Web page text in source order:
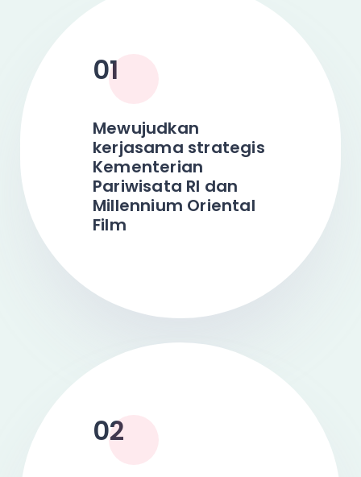
01
Mewujudkan
kerjasama strategis
Kementerian
Pariwisata RI dan
Millennium Oriental
Film
02